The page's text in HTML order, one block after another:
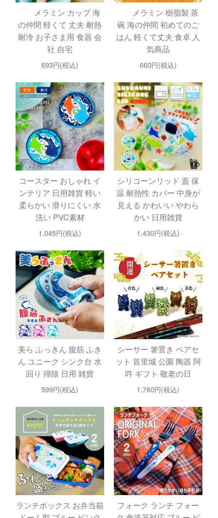
メラミン カップ 海
の仲間 軽くて 丈夫 耐熱
耐冷 お子さま用 食器 会
社 自宅
693円(税込)
メラミン 樹脂製 茶
碗 海の仲間 初めてのご
はん 軽くて丈夫 食卓 人
気商品
660円(税込)
コースター おしゃれ イ
ンテリア 日用雑貨 軽い
柔らかい 滑りにくい 水
洗い PVC素材
1,045円(税込)
シリコーンリッド 蓋 保
温 耐熱性 カバー 中身が
見える かわいい やわら
かい 日用雑貨
1,430円(税込)
美ら ふっきん 腹筋 ふき
ん ユニーク シンク台 水
回り 掃除 日用 雑貨
599円(税込)
シーサー 箸置き ペアセ
ット 首里城 公園 陶器 阿
吽 ギフト 敬老の日
1,760円(税込)
ランチボックス お弁当箱
フォーク ランチ フォー